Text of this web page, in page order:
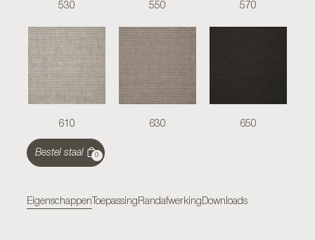
530 550 570
610 630 650
Bestel staal 0
Eigenschappen Toepassing Randafwerking Downloads